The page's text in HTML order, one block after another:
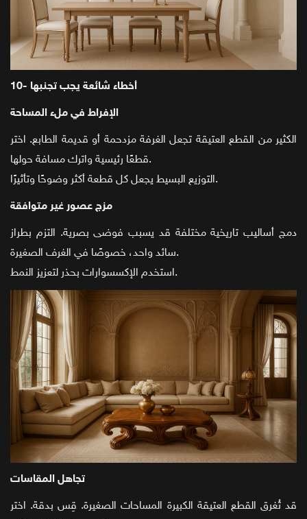
10- أخطاء شائعة يجب تجنبها
الإفراط في ملء المساحة
الكثير من القطع العتيقة تجعل الغرفة مزدحمة أو قديمة الطابع. اختر
قطعًا رئيسية واترك مسافة حولها.
التوزيع البسيط يجعل كل قطعة أكثر وضوحًا وتأثيرًا.
مزج عصور غير متوافقة
دمج أساليب تاريخية مختلفة قد يسبب فوضى بصرية. التزم بطراز
سائد واحد، خصوصًا في الغرف الصغيرة.
استخدم الإكسسوارات بحذر لتعزيز النمط.
تجاهل المقاسات
قد تُغرق القطع العتيقة الكبيرة المساحات الصغيرة. قِس بدقة. اختر